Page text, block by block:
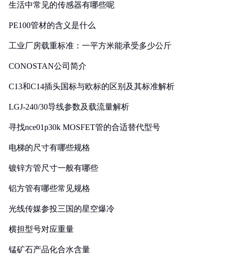
生活中常见的传感器有哪些呢
PE100管材的含义是什么
工业厂房载重标准：一平方米能承受多少公斤
CONOSTAN公司简介
C13和C14插头国标与欧标的区别及其标准解析
LGJ-240/30导线参数及载流量解析
寻找nce01p30k MOSFET管的合适替代型号
电梯的尺寸有哪些规格
镀锌方管尺寸一般有哪些
铝方管有哪些常见规格
光线传媒参投三国的星空爆冷
横担型号对应重量
锰矿石产品化合水含量